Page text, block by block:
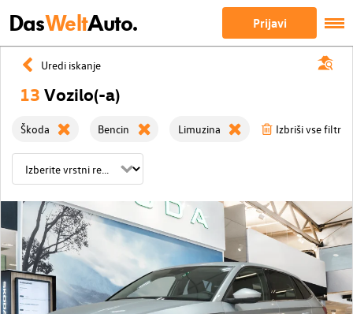
DasWeltAuto. Prijavi
Uredi iskanje
13 Vozilo(-a)
Škoda Bencin Limuzina Izbriši vse filtre